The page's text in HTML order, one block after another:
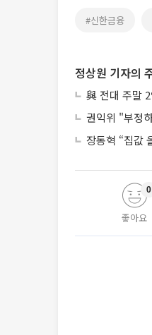
#신한금융
정상원 기자의
與 전대 주말
권익위 "부정
장동혁 “집값
좋아요
0